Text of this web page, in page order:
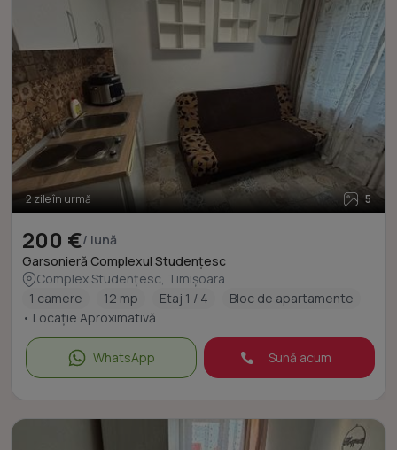
2 zile în urmă 5
200 €/ lună
Garsonieră Complexul Studențesc
Complex Studențesc, Timișoara
1 camere
12 mp Etaj 1 / 4
Bloc de apartamente
• Locație Aproximativă
WhatsApp Sună acum